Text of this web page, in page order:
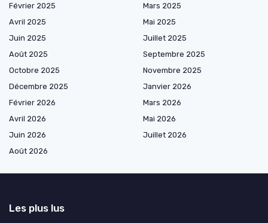
Février 2025
Mars 2025
Avril 2025
Mai 2025
Juin 2025
Juillet 2025
Août 2025
Septembre 2025
Octobre 2025
Novembre 2025
Décembre 2025
Janvier 2026
Février 2026
Mars 2026
Avril 2026
Mai 2026
Juin 2026
Juillet 2026
Août 2026
Les plus lus